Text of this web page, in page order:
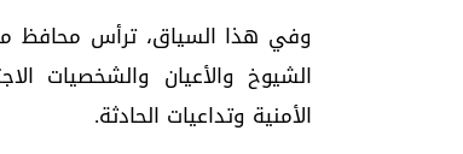
وفي هذا السياق، ترأس محافظ
الشيوخ والأعيان والشخصيات
الأمنية وتداعيات الحادثة.